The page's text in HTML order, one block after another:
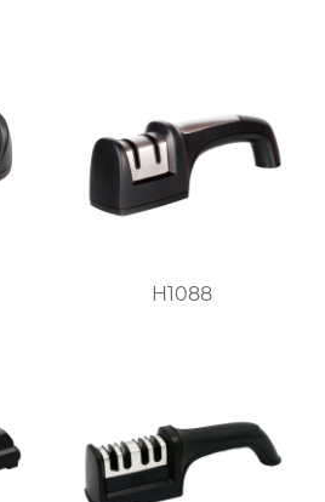
H1088